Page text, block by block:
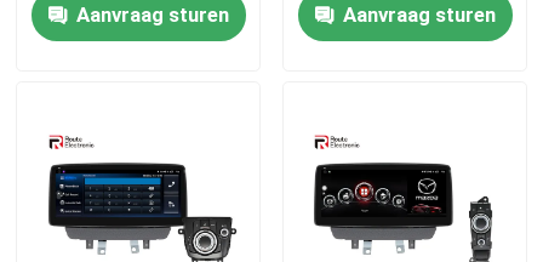
nieuws
Vraag een offerte aan
Android Autoradio Stereo
Aanvraag sturen
Aanvraag sturen